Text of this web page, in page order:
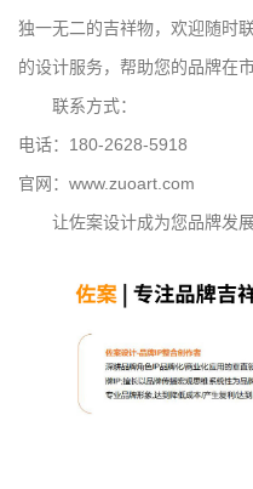
独一无二的吉祥物，欢迎随时
的设计服务，帮助您的品牌在
联系方式：
电话：180-2628-5918
官网：www.zuoart.com
让佐案设计成为您品牌发